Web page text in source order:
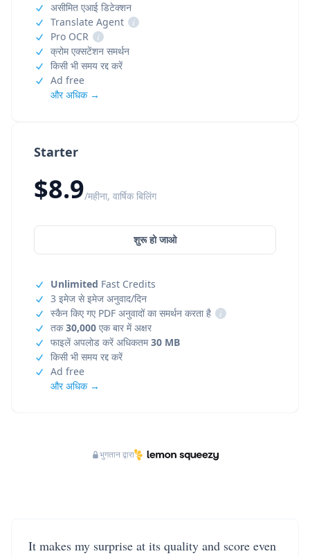
Starter
$8.9/महीना, वार्षिक बिलिंग
शुरू हो जाओ
Unlimited Fast Credits
3 इमेज से इमेज अनुवाद/दिन
स्कैन किए गए PDF अनुवादों का समर्थन करता है
i
तक30,000 एक बार में अक्षर
फाइलें अपलोड करें अधिकतम30 MB
किसी भी समय रद्द करें
Ad free
और अधिक →
असीमित एआई डिटेक्शन
Translate Agent
i
Pro OCR
i
क्रोम एक्सटेंशन समर्थन
किसी भी समय रद्द करें
Ad free
और अधिक →
भुगतान द्वारा
It makes my surprise at its quality and score even